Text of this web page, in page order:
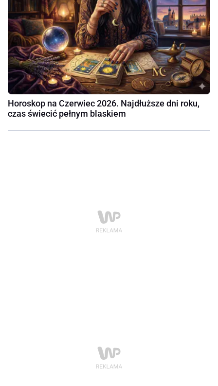
Horoskop na Czerwiec 2026. Najdłuższe dni roku,
czas świecić pełnym blaskiem